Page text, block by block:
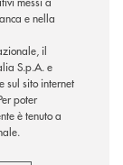
e nella
il
S.p.A. e
sul sito internet
poter
è tenuto a